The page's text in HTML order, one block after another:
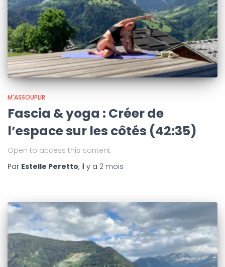
M'ASSOUPLIR
Fascia & yoga : Créer de
l’espace sur les côtés (42:35)
Open to access this content
Par Estelle Peretto, il y a 2 mois